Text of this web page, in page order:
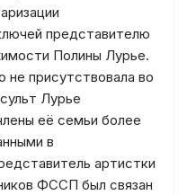
представителю
Полины Лурье.
не присутствовала во
Лурье
её семьи более
в
артистки
ФССП был связан